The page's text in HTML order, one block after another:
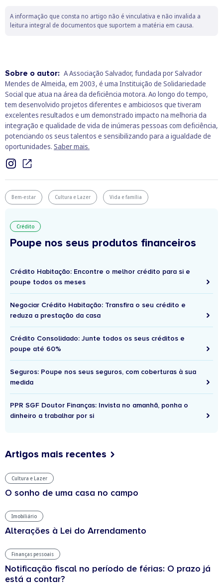
A informação que consta no artigo não é vinculativa e não invalida a
leitura integral de documentos que suportem a matéria em causa.
Sobre o autor: A Associação Salvador, fundada por Salvador
Mendes de Almeida, em 2003, é uma Instituição de Solidariedade
Social que atua na área da deficiência motora. Ao longo do tempo,
tem desenvolvido projetos diferentes e ambiciosos que tiveram
excelentes resultados e um demonstrado impacto na melhoria da
integração e qualidade de vida de inúmeras pessoas com deficiência,
potenciando os seus talentos e sensibilizando para a igualdade de
oportunidades. Saber mais.
Bem-estar Cultura e Lazer Vida e família
Crédito
Poupe nos seus produtos financeiros
Crédito Habitação: Encontre o melhor crédito para si e
poupe todos os meses
Negociar Crédito Habitação: Transfira o seu crédito e
reduza a prestação da casa
Crédito Consolidado: Junte todos os seus créditos e
poupe até 60%
Seguros: Poupe nos seus seguros, com coberturas à sua
medida
PPR SGF Doutor Finanças: Invista no amanhã, ponha o
dinheiro a trabalhar por si
Artigos mais recentes
Cultura e Lazer
O sonho de uma casa no campo
Imobiliário
Alterações à Lei do Arrendamento
Finanças pessoais
Notificação fiscal no período de férias: O prazo já
está a contar?